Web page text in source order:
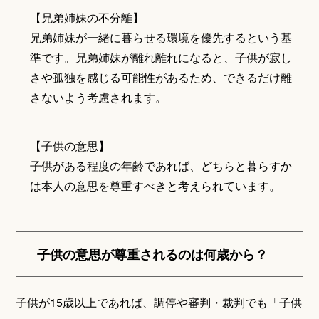
【兄弟姉妹の不分離】
兄弟姉妹が一緒に暮らせる環境を優先するという基
準です。兄弟姉妹が離れ離れになると、子供が寂し
さや孤独を感じる可能性があるため、できるだけ離
さないよう考慮されます。
【子供の意思】
子供がある程度の年齢であれば、どちらと暮らすか
は本人の意思を尊重すべきと考えられています。
子供の意思が尊重されるのは何歳から？
子供が15歳以上であれば、調停や審判・裁判でも「子供